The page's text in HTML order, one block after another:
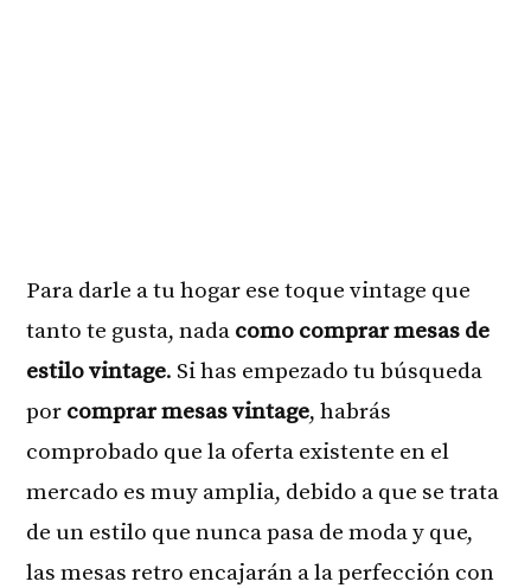
Para darle a tu hogar ese toque vintage que
tanto te gusta, nada como comprar mesas de
estilo vintage. Si has empezado tu búsqueda
por comprar mesas vintage, habrás
comprobado que la oferta existente en el
mercado es muy amplia, debido a que se trata
de un estilo que nunca pasa de moda y que,
las mesas retro encajarán a la perfección con